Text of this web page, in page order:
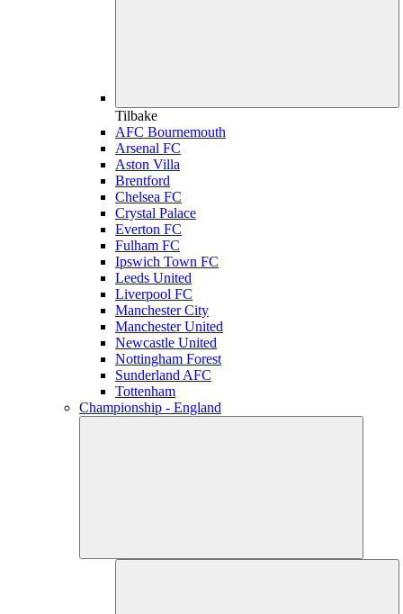
Tilbake
AFC Bournemouth
Arsenal FC
Aston Villa
Brentford
Chelsea FC
Crystal Palace
Everton FC
Fulham FC
Ipswich Town FC
Leeds United
Liverpool FC
Manchester City
Manchester United
Newcastle United
Nottingham Forest
Sunderland AFC
Tottenham
Championship - England